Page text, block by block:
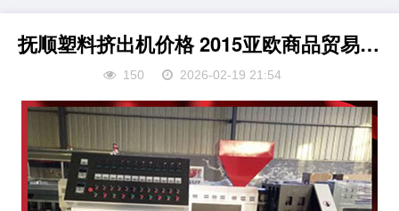
抚顺塑料挤出机价格 2015亚欧商品贸易展览会开幕式暨产业峰论坛
150 2026-02-19 21:54